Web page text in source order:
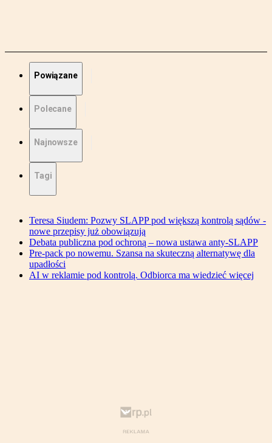
Powiązane
Polecane
Najnowsze
Tagi
Teresa Siudem: Pozwy SLAPP pod większą kontrolą sądów -
nowe przepisy już obowiązują
Debata publiczna pod ochroną – nowa ustawa anty-SLAPP
Pre-pack po nowemu. Szansa na skuteczną alternatywę dla
upadłości
AI w reklamie pod kontrolą. Odbiorca ma wiedzieć więcej